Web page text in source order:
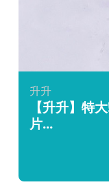
升升
【升升】特
片...